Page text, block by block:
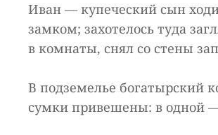
Иван — купеческий сын
замком; захотелось туда
в комнаты, снял со стены
В подземелье богатырский
сумки привешены: в одной